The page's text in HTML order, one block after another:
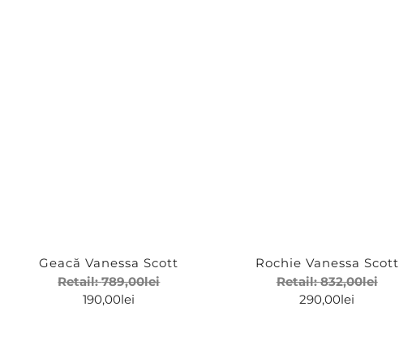
Geacă Vanessa Scott
Retail:789,00lei
190,00lei
Rochie Vanessa Scott
Retail:832,00lei
290,00lei